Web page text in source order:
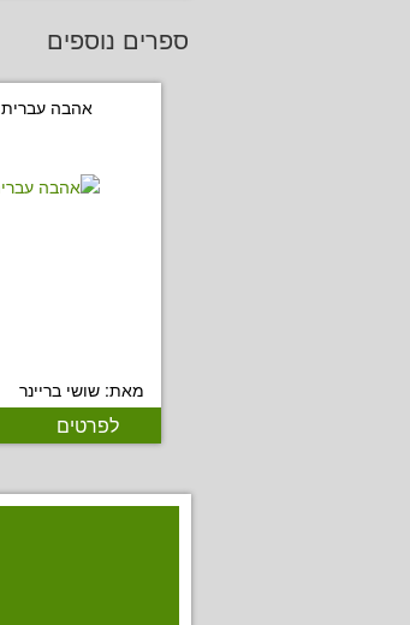
ספרים נוספים
אהבה עברית
מאת: שושי בריינר
לפרטים